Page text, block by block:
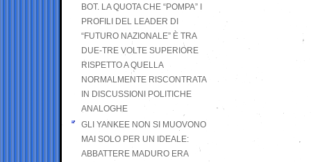
BOT. LA QUOTA CHE “POMPA” I
PROFILI DEL LEADER DI
“FUTURO NAZIONALE” È TRA
DUE-TRE VOLTE SUPERIORE
RISPETTO A QUELLA
NORMALMENTE RISCONTRATA
IN DISCUSSIONI POLITICHE
ANALOGHE
GLI YANKEE NON SI MUOVONO
MAI SOLO PER UN IDEALE:
ABBATTERE MADURO ERA